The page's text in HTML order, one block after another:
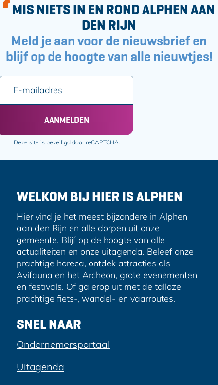
MIS NIETS IN EN ROND ALPHEN AAN
DEN RIJN
Meld je aan voor de nieuwsbrief en
blijf op de hoogte van alle nieuwtjes!
E
m
l
d
AANMELDEN
Deze site is beveiligd door reCAPTCHA.
WELKOM BIJ HIER IS ALPHEN
Hier vind je het meest bijzondere in Alphen
aan den Rijn en alle dorpen uit onze
gemeente. Blijf op de hoogte van alle
actualiteiten en onze uitagenda. Beleef onze
prachtige horeca, ontdek attracties als
Avifauna en het Archeon, grote evenementen
en festivals. Of ga erop uit met de talloze
prachtige fiets-, wandel- en vaarroutes.
SNEL NAAR
Ondernemersportaal
Uitagenda